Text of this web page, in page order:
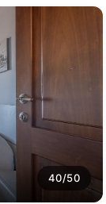
40/50